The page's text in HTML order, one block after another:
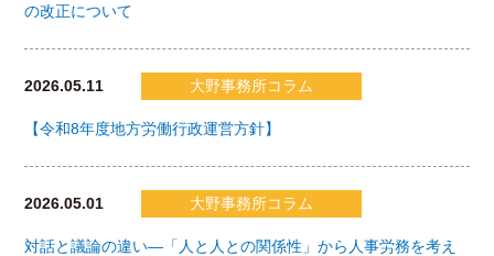
の改正について
2026.05.11 大野事務所コラム
【令和8年度地方労働行政運営方針】
2026.05.01 大野事務所コラム
対話と議論の違い―「人と人との関係性」から人事労務を考え